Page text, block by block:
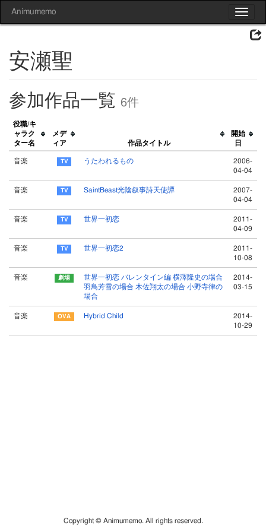
Toggle
Animumemo
安瀬聖
参加作品一覧 6件
役職/キ
ャラク
ター名
メデ
ィア
作品タイトル
開始
日
音楽 うたわれるもの
2006-
04-04
音楽 SaintBeast光陰叙事詩天使譚
2007-
04-04
音楽 世界一初恋
2011-
04-09
音楽 世界一初恋2
2011-
10-08
音楽
世界一初恋 バレンタイン編 横澤隆史の場合
羽鳥芳雪の場合 木佐翔太の場合 小野寺律の
場合
2014-
03-15
音楽 Hybrid Child
2014-
10-29
Copyright © Animumemo. All rights reserved.